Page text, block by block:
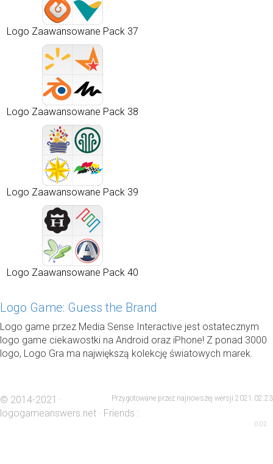
Logo Zaawansowane Pack 37
Logo Zaawansowane Pack 38
Logo Zaawansowane Pack 39
Logo Zaawansowane Pack 40
Logo Game: Guess the Brand
Logo game przez Media Sense Interactive jest ostatecznym
logo game ciekawostki na Android oraz iPhone! Z ponad 3000
logo, Logo Gra ma największą kolekcję światowych marek.
Przygotowane przez najnowszej wersji 2021.02.23
© 2014-2021 ·
logogameanswers.net · Friends :
0.02